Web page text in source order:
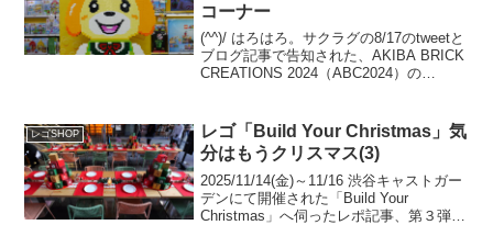
コーナー
(^^)/ はろはろ。サクラグの8/17のtweetと
ブログ記事で告知された、AKIBA BRICK
CREATIONS 2024（ABC2024）の
す。とゆー...
レゴSHOP
レゴ「Build Your Christmas」気
分はもうクリスマス(3)
2025/11/14(金)～11/16 渋谷キャストガー
デンにて開催された「Build Your
Christmas」へ伺ったレポ記事、第３弾で